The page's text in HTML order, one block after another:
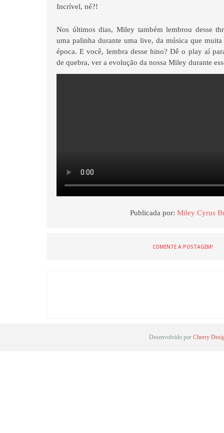
Incrível, né?!
Nos últimos dias, Miley também lembrou desse
uma palinha durante uma live, da música que
época. E você, lembra desse hino? Dê o play aí
de quebra, ver a evolução da nossa Miley durante
Publicada por:Miley Cyrus
COMENTE A POSTAGEM!
Desenvolvido por Cherry